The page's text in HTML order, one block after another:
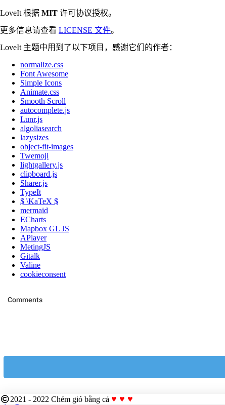
LoveIt 根据 MIT 许可协议授权。
更多信息请查看 LICENSE 文件。
LoveIt 主题中用到了以下项目，感谢它们的作者：
normalize.css
Font Awesome
Simple Icons
Animate.css
Smooth Scroll
autocomplete.js
Lunr.js
algoliasearch
lazysizes
object-fit-images
Twemoji
lightgallery.js
clipboard.js
Sharer.js
TypeIt
$ \KaTeX $
mermaid
ECharts
Mapbox GL JS
APlayer
MetingJS
Gitalk
Valine
cookieconsent
2021 - 2022 Chém gió bằng cả ♥ ♥ ♥